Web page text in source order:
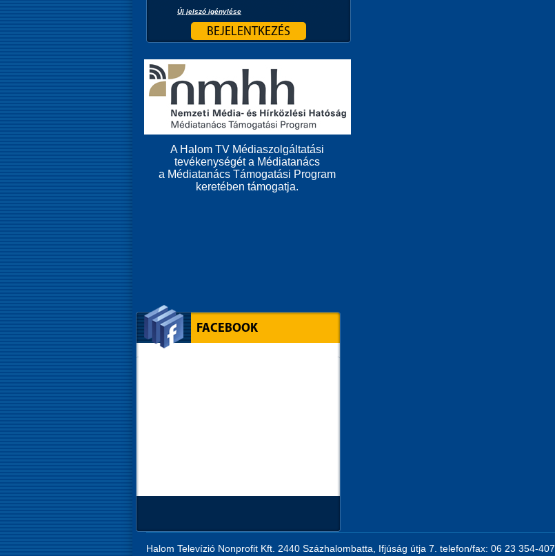
Új jelszó igénylése
A Halom TV Médiaszolgáltatási
tevékenységét a Médiatanács
a Médiatanács Támogatási Program
keretében támogatja.
FACEBOOK
Halom Televízió Nonprofit Kft. 2440 Százhalombatta, Ifjúság útja 7. telefon/fax: 06 23 354-407